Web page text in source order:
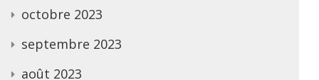
octobre 2023
septembre 2023
août 2023